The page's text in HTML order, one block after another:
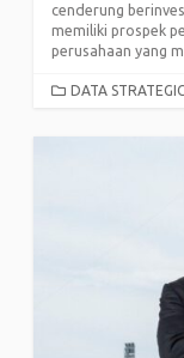
cenderung
memiliki prospek
perusahaan yang
CATEGORIES
DATA STRATEGIC